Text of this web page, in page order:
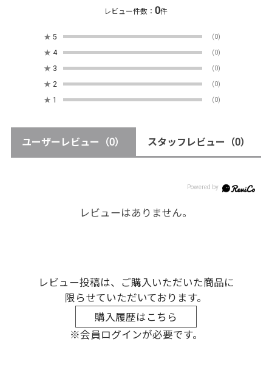
レビュー件数：0件
★ 5 (0)
★ 4 (0)
★ 3 (0)
★ 2 (0)
★ 1 (0)
ユーザーレビュー （0） スタッフレビュー （0）
レビューはありません。
レビュー投稿は、ご購入いただいた商品に
限らせていただいております。
購入履歴はこちら
※会員ログインが必要です。